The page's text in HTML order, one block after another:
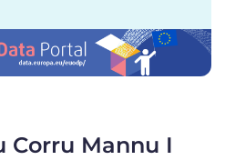
Corru Mannu I